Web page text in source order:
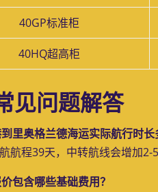
40GP标准柜
40HQ超高柜
见问题解答
里奥格兰德海运实际航行时长
航程39天，中转航线会增加2-
包含哪些基础费用？